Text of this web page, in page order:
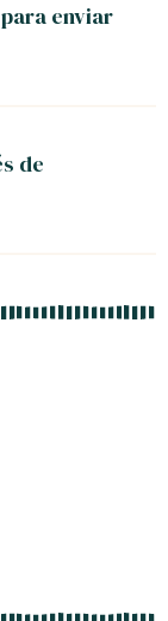
enviar
de